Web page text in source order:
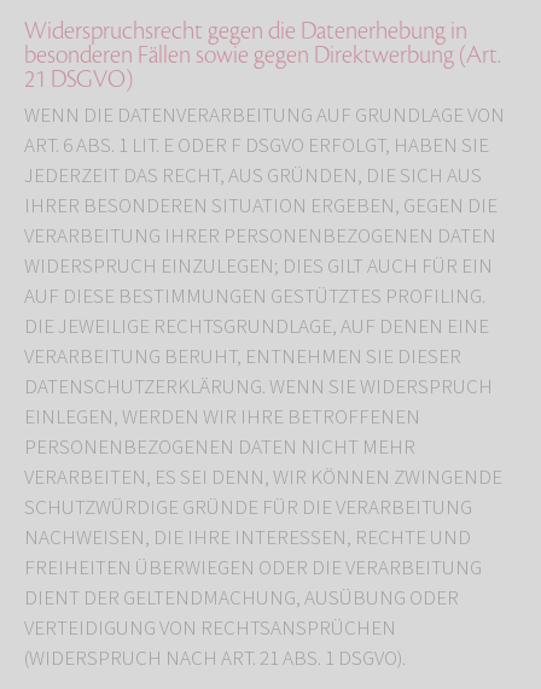
Widerspruchsrecht gegen die Datenerhebung in
besonderen Fällen sowie gegen Direktwerbung (Art.
21 DSGVO)
WENN DIE DATENVERARBEITUNG AUF GRUNDLAGE VON
ART. 6 ABS. 1 LIT. E ODER F DSGVO ERFOLGT, HABEN SIE
JEDERZEIT DAS RECHT, AUS GRÜNDEN, DIE SICH AUS
IHRER BESONDEREN SITUATION ERGEBEN, GEGEN DIE
VERARBEITUNG IHRER PERSONENBEZOGENEN DATEN
WIDERSPRUCH EINZULEGEN; DIES GILT AUCH FÜR EIN
AUF DIESE BESTIMMUNGEN GESTÜTZTES PROFILING.
DIE JEWEILIGE RECHTSGRUNDLAGE, AUF DENEN EINE
VERARBEITUNG BERUHT, ENTNEHMEN SIE DIESER
DATENSCHUTZERKLÄRUNG. WENN SIE WIDERSPRUCH
EINLEGEN, WERDEN WIR IHRE BETROFFENEN
PERSONENBEZOGENEN DATEN NICHT MEHR
VERARBEITEN, ES SEI DENN, WIR KÖNNEN ZWINGENDE
SCHUTZWÜRDIGE GRÜNDE FÜR DIE VERARBEITUNG
NACHWEISEN, DIE IHRE INTERESSEN, RECHTE UND
FREIHEITEN ÜBERWIEGEN ODER DIE VERARBEITUNG
DIENT DER GELTENDMACHUNG, AUSÜBUNG ODER
VERTEIDIGUNG VON RECHTSANSPRÜCHEN
(WIDERSPRUCH NACH ART. 21 ABS. 1 DSGVO).